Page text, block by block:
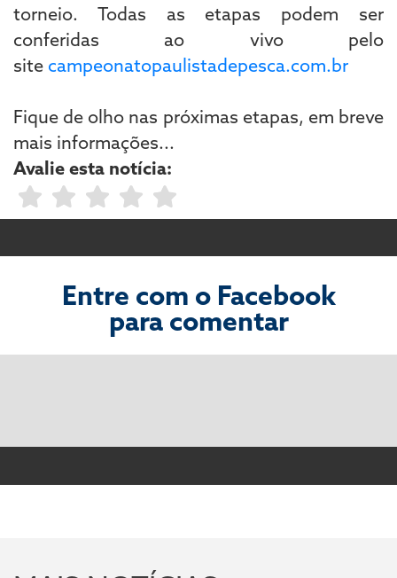
torneio. Todas as etapas podem ser
conferidas ao vivo pelo
site campeonatopaulistadepesca.com.br
Fique de olho nas próximas etapas, em breve
mais informações...
Avalie esta notícia:
Entre com o Facebook
para comentar